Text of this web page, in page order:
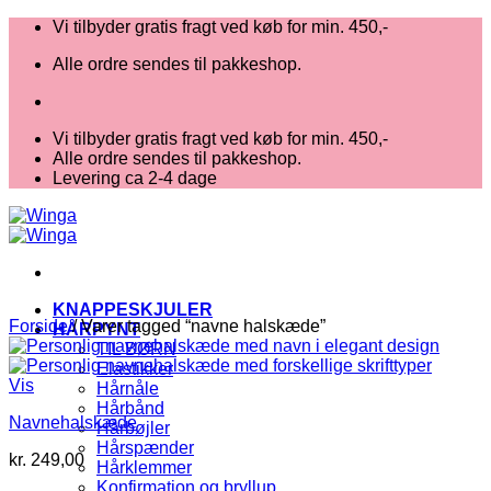
Fortsæt
indhold
Vi tilbyder gratis fragt ved køb for min. 450,-
Alle ordre sendes til pakkeshop.
Vi tilbyder gratis fragt ved køb for min. 450,-
Alle ordre sendes til pakkeshop.
Levering ca 2-4 dage
KNAPPESKJULER
HÅRPYNT
TIL BØRN
Elastikker
Hårnåle
Hårbånd
Hårbøjler
Hårspænder
Hårklemmer
Konfirmation og bryllup
Forside /Varer tagged “navne halskæde”
Vis
Navnehalskæde
kr. 249,00